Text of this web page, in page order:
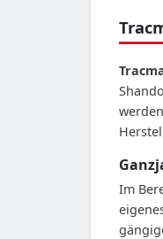
Im